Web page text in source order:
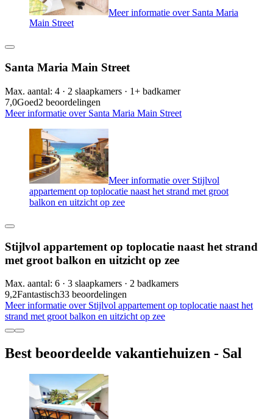
Meer informatie over Santa Maria
Main Street
Santa Maria Main Street
Max. aantal: 4 · 2 slaapkamers · 1+ badkamer
7,0Goed2 beoordelingen
Meer informatie over Santa Maria Main Street
Meer informatie over Stijlvol
appartement op toplocatie naast het strand met groot
balkon en uitzicht op zee
Stijlvol appartement op toplocatie naast het strand
met groot balkon en uitzicht op zee
Max. aantal: 6 · 3 slaapkamers · 2 badkamers
9,2Fantastisch33 beoordelingen
Meer informatie over Stijlvol appartement op toplocatie naast het
strand met groot balkon en uitzicht op zee
Best beoordeelde vakantiehuizen - Sal